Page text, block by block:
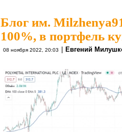
Блог им.
100%, в портфель
08 ноября 2022, 20:03 Евгений